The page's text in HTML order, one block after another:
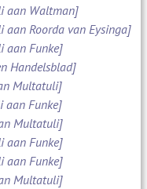
aan Waltman]
Roorda van Eysinga]
aan Funke]
Handelsblad]
Multatuli]
aan Funke]
Multatuli]
aan Funke]
aan Funke]
Multatuli]